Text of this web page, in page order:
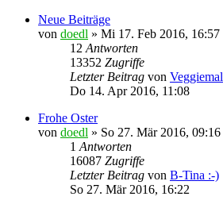
Neue Beiträge
von doedl » Mi 17. Feb 2016, 16:57
12 Antworten
13352 Zugriffe
Letzter Beitrag von Veggiemal
Do 14. Apr 2016, 11:08
Frohe Oster
von doedl » So 27. Mär 2016, 09:16
1 Antworten
16087 Zugriffe
Letzter Beitrag von B-Tina :-)
So 27. Mär 2016, 16:22